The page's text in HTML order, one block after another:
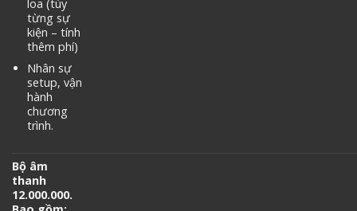
loa (tùy
từng sự
kiện – tính
thêm phí)
Nhân sự
setup, vận
hành
chương
trình.
Bộ âm
thanh
12.000.000.